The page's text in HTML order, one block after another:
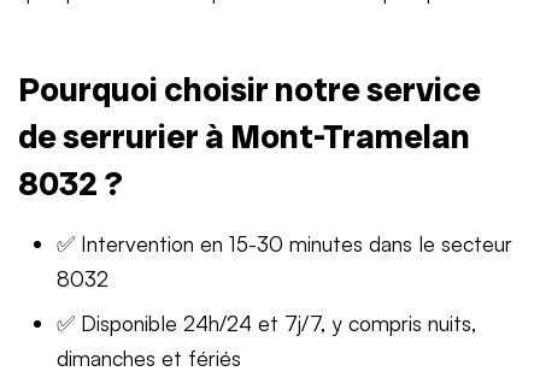
Pourquoi choisir notre service
de serrurier à Mont-Tramelan
8032 ?
✅ Intervention en 15-30 minutes dans le secteur
8032
✅ Disponible 24h/24 et 7j/7, y compris nuits,
dimanches et fériés